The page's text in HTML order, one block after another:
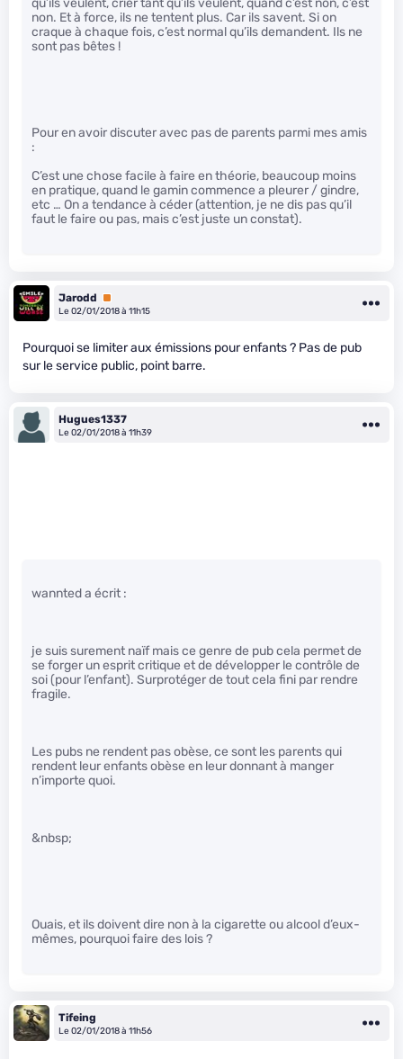
qu’ils veulent, crier tant qu’ils veulent, quand c’est non, c’est
non. Et à force, ils ne tentent plus. Car ils savent. Si on
craque à chaque fois, c’est normal qu’ils demandent. Ils ne
sont pas bêtes !
Pour en avoir discuter avec pas de parents parmi mes amis
:
C’est une chose facile à faire en théorie, beaucoup moins
en pratique, quand le gamin commence a pleurer / gindre,
etc … On a tendance à céder (attention, je ne dis pas qu’il
faut le faire ou pas, mais c’est juste un constat).
Jarodd
Premium
Le 02/01/2018 à 11h15
Pourquoi se limiter aux émissions pour enfants ? Pas de pub
sur le service public, point barre.
Hugues1337
Le 02/01/2018 à 11h39
wannted a écrit :
je suis surement naïf mais ce genre de pub cela permet de
se forger un esprit critique et de développer le contrôle de
soi (pour l’enfant). Surprotéger de tout cela fini par rendre
fragile.
Les pubs ne rendent pas obèse, ce sont les parents qui
rendent leur enfants obèse en leur donnant à manger
n’importe quoi.
&nbsp;
Ouais, et ils doivent dire non à la cigarette ou alcool d’eux-
mêmes, pourquoi faire des lois ?
Tifeing
Le 02/01/2018 à 11h56